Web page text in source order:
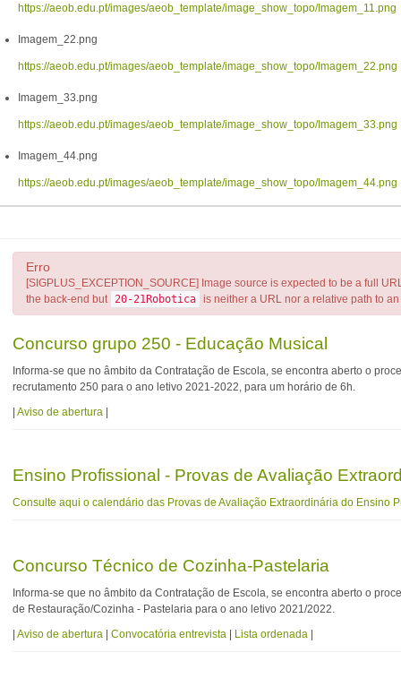
https://aeob.edu.pt/images/aeob_template/image_show_topo/Imagem_11.png
Imagem_22.png
https://aeob.edu.pt/images/aeob_template/image_show_topo/Imagem_22.png
Imagem_33.png
https://aeob.edu.pt/images/aeob_template/image_show_topo/Imagem_33.png
Imagem_44.png
https://aeob.edu.pt/images/aeob_template/image_show_topo/Imagem_44.png
Erro
[SIGPLUS_EXCEPTION_SOURCE] Image source is expected to be a full
the back-end but 20-21Robotica is neither a URL nor a relative path to
Concurso grupo 250 - Educação Musical
Informa-se que no âmbito da Contratação de Escola, se encontra aberto o
recrutamento 250 para o ano letivo 2021-2022, para um horário de 6h.
|Aviso de abertura
Ensino Profissional - Provas de Avaliação
Consulte aqui o calendário das Provas de Avaliação Extraordinária do Ensino
Concurso Técnico de Cozinha-Pastelaria
Informa-se que no âmbito da Contratação de Escola, se encontra aberto o
de Restauração/Cozinha - Pastelaria para o ano letivo 2021/2022.
|Aviso de abertura |Convocatória entrevista Lista ordenada